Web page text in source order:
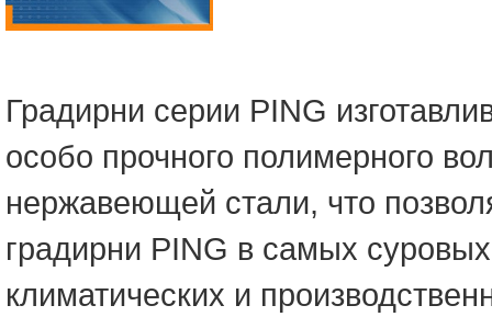
Градирни серии PING
особо прочного полимерного
нержавеющей стали, что
градирни PING в самых суровых
климатических и